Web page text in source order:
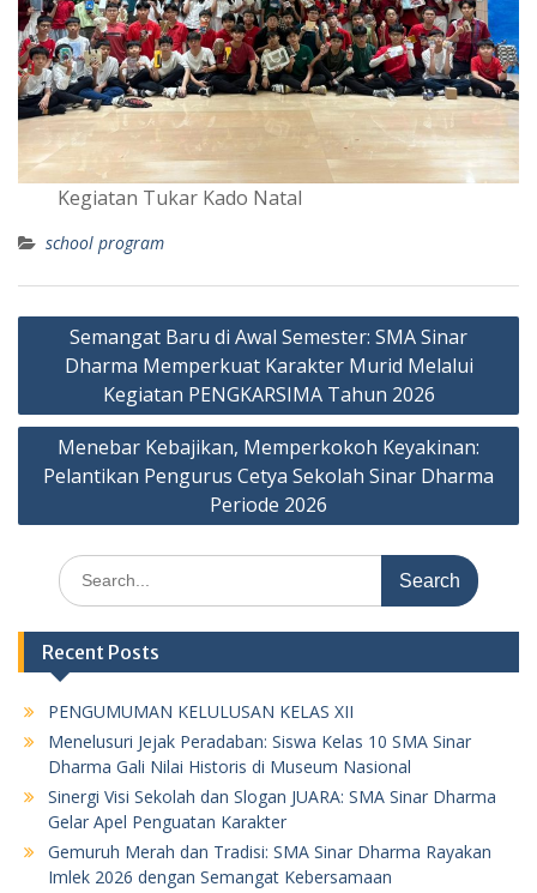
Kegiatan Tukar Kado Natal
school program
Post
navigation
Semangat Baru di Awal Semester: SMA Sinar
Dharma Memperkuat Karakter Murid Melalui
Kegiatan PENGKARSIMA Tahun 2026
Menebar Kebajikan, Memperkokoh Keyakinan:
Pelantikan Pengurus Cetya Sekolah Sinar Dharma
Periode 2026
Search
for:
Recent Posts
PENGUMUMAN KELULUSAN KELAS XII
Menelusuri Jejak Peradaban: Siswa Kelas 10 SMA Sinar
Dharma Gali Nilai Historis di Museum Nasional
Sinergi Visi Sekolah dan Slogan JUARA: SMA Sinar Dharma
Gelar Apel Penguatan Karakter
Gemuruh Merah dan Tradisi: SMA Sinar Dharma Rayakan
Imlek 2026 dengan Semangat Kebersamaan